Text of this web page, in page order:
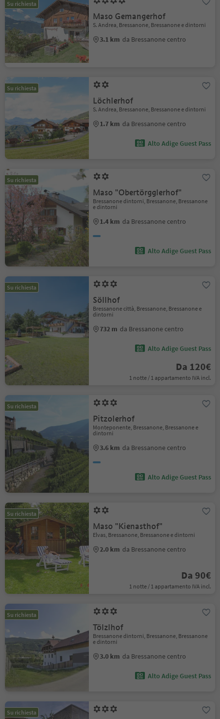
Su richiesta
Maso Gemangerhof
S. Andrea, Bressanone, Bressanone e dintorni
3.1 km da Bressanone centro
Su richiesta
Löchlerhof
S. Andrea, Bressanone, Bressanone e dintorni
1.7 km da Bressanone centro
Alto Adige Guest Pass
Su richiesta
Maso "Obertörgglerhof"
Bressanone dintorni, Bressanone, Bressanone
e dintorni
1.4 km da Bressanone centro
Alto Adige Guest Pass
Su richiesta
Söllhof
Bressanone città, Bressanone, Bressanone e
dintorni
732 m da Bressanone centro
Alto Adige Guest Pass
Da 120€
1 notte / 1 appartamento IVA incl.
Su richiesta
Pitzolerhof
Monteponente, Bressanone, Bressanone e
dintorni
3.6 km da Bressanone centro
Alto Adige Guest Pass
Su richiesta
Maso "Kienasthof"
Elvas, Bressanone, Bressanone e dintorni
2.0 km da Bressanone centro
Da 90€
1 notte / 1 appartamento IVA incl.
Su richiesta
Tölzlhof
Bressanone dintorni, Bressanone, Bressanone
e dintorni
3.0 km da Bressanone centro
Alto Adige Guest Pass
Su richiesta